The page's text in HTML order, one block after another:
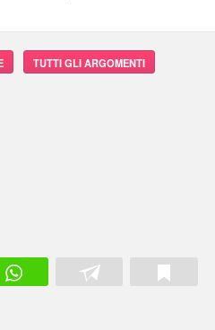
TUTTI GLI ARGOMENTI